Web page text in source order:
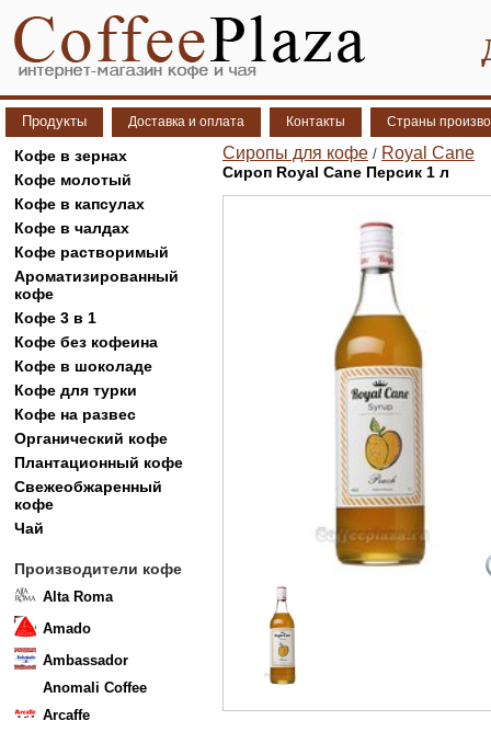
Продукты Доставка и оплата Контакты Страны
Кофе в зернах
Кофе молотый
Кофе в капсулах
Кофе в чалдах
Кофе растворимый
Ароматизированный
кофе
Кофе 3 в 1
Кофе без кофеина
Кофе в шоколаде
Кофе для турки
Кофе на развес
Органический кофе
Плантационный кофе
Свежеобжаренный
кофе
Чай
Производители кофе
Alta Roma
Amado
Ambassador
Anomali Coffee
Arcaffe
Сиропы для кофе / Royal Cane
Сироп Royal Cane Персик 1 л